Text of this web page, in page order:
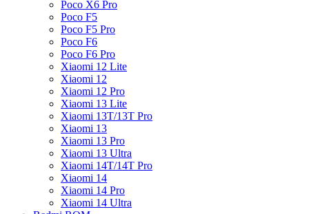
Poco X6 Pro
Poco F5
Poco F5 Pro
Poco F6
Poco F6 Pro
Xiaomi 12 Lite
Xiaomi 12
Xiaomi 12 Pro
Xiaomi 13 Lite
Xiaomi 13T/13T Pro
Xiaomi 13
Xiaomi 13 Pro
Xiaomi 13 Ultra
Xiaomi 14T/14T Pro
Xiaomi 14
Xiaomi 14 Pro
Xiaomi 14 Ultra